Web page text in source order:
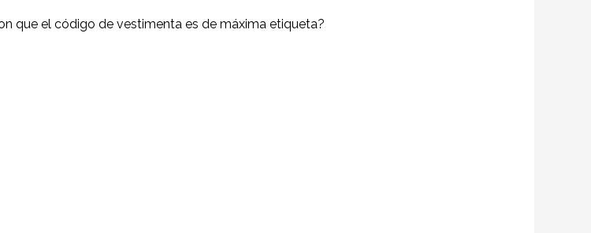
que el código de vestimenta es de máxima etiqueta?